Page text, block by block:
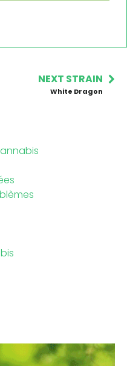
NEXT STRAIN
White Dragon